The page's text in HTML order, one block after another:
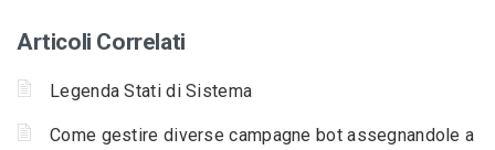
Articoli Correlati
Legenda Stati di Sistema
Come gestire diverse campagne bot assegnandole a